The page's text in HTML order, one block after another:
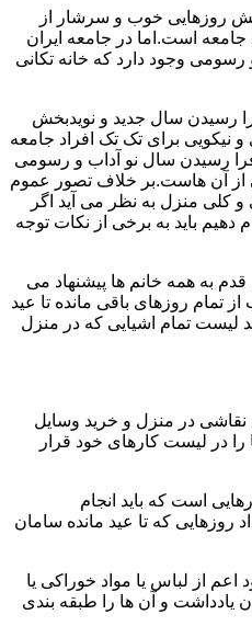
روزهایی خوب و سرشار از
جامعه است.اما در جامعه ایران
وجود دارد که خانه تکانی
رسیدن سال جدید و نویدبخش
نیکویی برای تک تک افراد جامعه
رسیدن سال نو آداب و رسومی
از آن هاست.بر خلاف تصور عموم
کلی منزل به نظر می آید اگر
دهیم باید به برخی از نکات توجه
قدم به همه خانم ها پیشنهاد می
تمام روزهای باقی مانده تا عید
لیست تمام اشیایی که در منزل
نقاشی در منزل و خرید وسایل
را در لیست کارهای خود قرار
است که باید انجام
که تا عید مانده سامان
اعم از لباس یا مواد خوراکی یا
یادداشت و آن ها را طبقه بندی